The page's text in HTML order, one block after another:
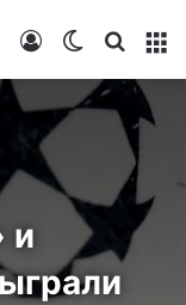
Switch skin
Войти
и